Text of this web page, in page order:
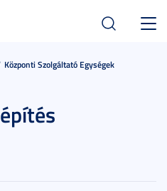
Központi Szolgáltató Egységek